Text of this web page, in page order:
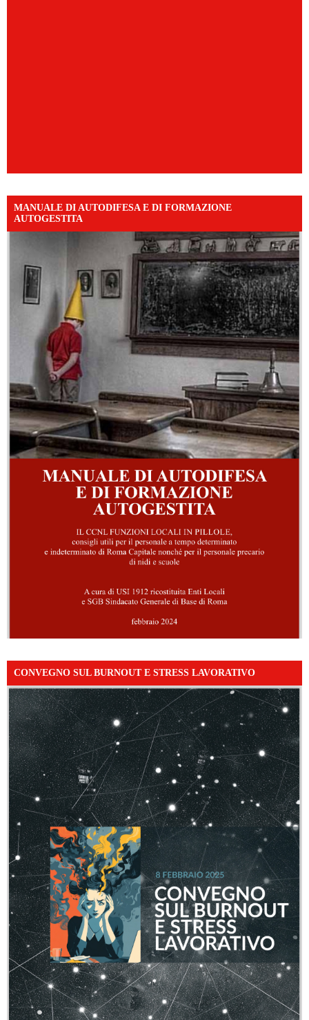
MANUALE DI AUTODIFESA E DI FORMAZIONE
AUTOGESTITA
CONVEGNO SUL BURNOUT E STRESS LAVORATIVO